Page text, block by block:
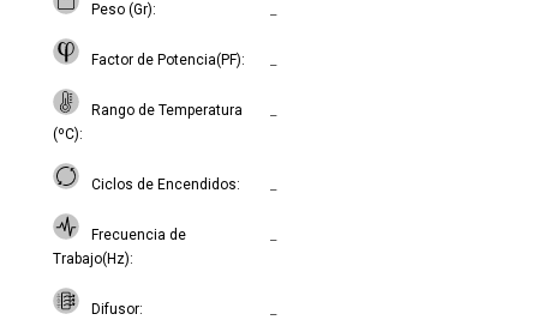
Peso (Gr)
Factor de Potencia(PF)
Rango de Temperatura
(ºC)
Ciclos de Encendidos
Frecuencia de
Trabajo(Hz)
Difusor